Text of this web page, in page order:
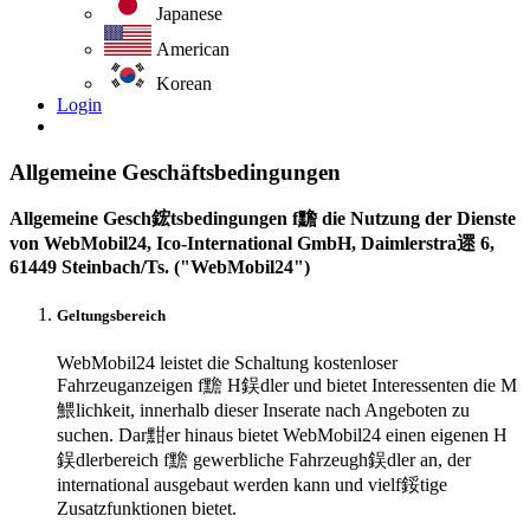
Japanese
American
Korean
Login
Allgemeine Geschäftsbedingungen
Allgemeine Gesch鋐tsbedingungen f黵 die Nutzung der Dienste
von WebMobil24, Ico-International GmbH, Daimlerstra遝 6,
61449 Steinbach/Ts. ("WebMobil24")
Geltungsbereich
WebMobil24 leistet die Schaltung kostenloser
Fahrzeuganzeigen f黵 H鋘dler und bietet Interessenten die M
鰃lichkeit, innerhalb dieser Inserate nach Angeboten zu
suchen. Dar黚er hinaus bietet WebMobil24 einen eigenen H
鋘dlerbereich f黵 gewerbliche Fahrzeugh鋘dler an, der
international ausgebaut werden kann und vielf鋖tige
Zusatzfunktionen bietet.